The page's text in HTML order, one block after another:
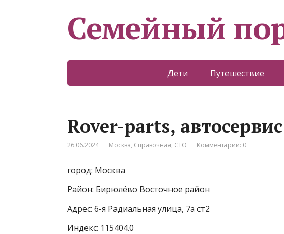
Семейный
Дети Путешествие
Rover-рarts, автосервис
26.06.2024 Москва, Справочная, СТО Комментарии: 0
город: Москва
Район: Бирюлёво Восточное район
Адрес: 6-я Радиальная улица, 7а ст2
Индекс: 115404.0